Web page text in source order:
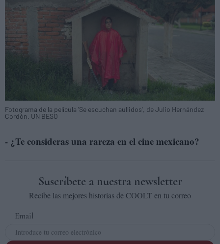
Fotograma de la película 'Se escuchan aullidos', de Julio Hernández
Cordón. UN BESO
- ¿Te consideras una rareza en el cine mexicano?
Suscríbete a nuestra newsletter
Recibe las mejores historias de COOLT en tu correo
Email